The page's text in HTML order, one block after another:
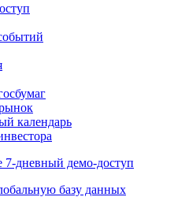
календарь
7-дневный демо-доступ
базу данных